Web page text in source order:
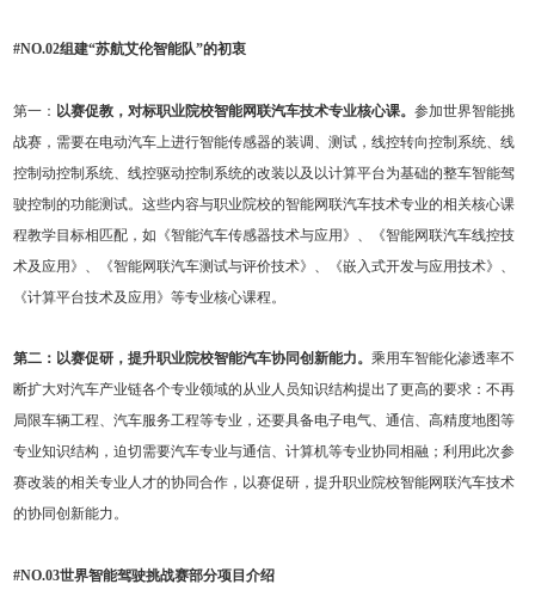
#NO.02组建“苏航艾伦智能队”的初衷
第一： 以赛促教，对标职业院校智能网联汽车技术专业核心课。参加世界智能挑
战赛，需要在电动汽车上进行智能传感器的装调、测试，线控转向控制系统、线
控制动控制系统、线控驱动控制系统的改装以及以计算平台为基础的整车智能驾
驶控制的功能测试。这些内容与职业院校的智能网联汽车技术专业的相关核心课
程教学目标相匹配，如《智能汽车传感器技术与应用》、《智能网联汽车线控技
术及应用》、《智能网联汽车测试与评价技术》、《嵌入式开发与应用技术》、
《计算平台技术及应用》等专业核心课程。
第二：以赛促研，提升职业院校智能汽车协同创新能力。乘用车智能化渗透率不
断扩大对汽车产业链各个专业领域的从业人员知识结构提出了更高的要求：不再
局限车辆工程、汽车服务工程等专业，还要具备电子电气、通信、高精度地图等
专业知识结构，迫切需要汽车专业与通信、计算机等专业协同相融；利用此次参
赛改装的相关专业人才的协同合作，以赛促研，提升职业院校智能网联汽车技术
的协同创新能力。
#NO.03世界智能驾驶挑战赛部分项目介绍